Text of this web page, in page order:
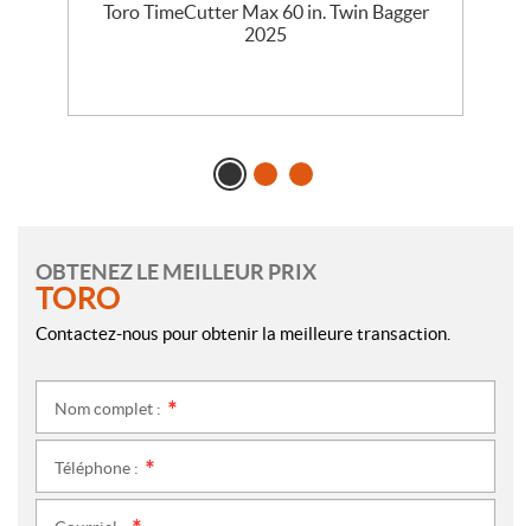
Toro TimeCutter Max 60 in. Twin Bagger
2025
OBTENEZ LE MEILLEUR PRIX
TORO
Contactez-nous pour obtenir la meilleure transaction.
Nom complet :
Téléphone :